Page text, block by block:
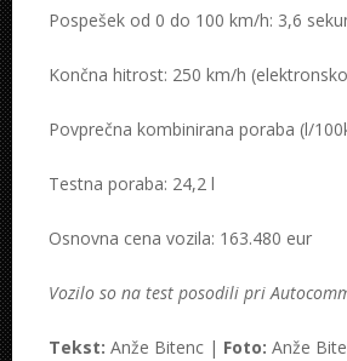
Pospešek od 0 do 100 km/h: 3,6
Končna hitrost: 250 km/h
Povprečna kombinirana poraba (l/
Testna poraba: 24,2 l
Osnovna cena vozila: 163.480 eur
Vozilo so na test posodili pri
Tekst: Anže Bitenc | Foto: Anže